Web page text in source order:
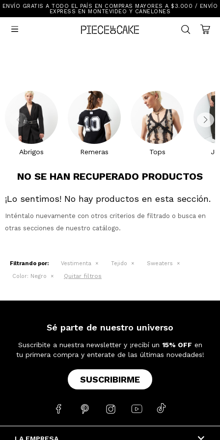
ENVÍO GRATIS A TODO EL PAÍS EN COMPRAS MAYORES A $3.000 / ENVÍO
EXPRESS EN MONTEVIDEO Y CANELONES

Abrigos Remeras Tops
NO SE HAN RECUPERADO PRODUCTOS
¡Lo sentimos! No hay productos en esta sección.
Inténtalo nuevamente con otros criterios de filtrado o busca en
otras secciones de nuestro catálogo.
Filtrando por: Vestimenta Tejido
Sweaters
Color: Negro Quitar filtros
Sé parte de nuestro universo
Suscribite a nuestra newsletter y ¡recibí un 15% OFF en
tu primera compra y enterate de las últimas novedades!
SUSCRIBIRME
    
Sale
New In
Mi cuenta
Ayuda
Ver Todo
Vestimenta